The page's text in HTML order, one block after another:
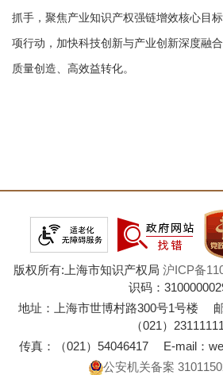
抓手，聚焦产业知识产权强链增效核心目
项行动，加快科技创新与产业创新深度融
质量创造、高效益转化。
版权所有:上海市知识产权局 沪ICP备
识码：
地址：上海市世博村路300号1号楼
（021）23111111
传真：（021）54046417 E-mail：
公安机关备案